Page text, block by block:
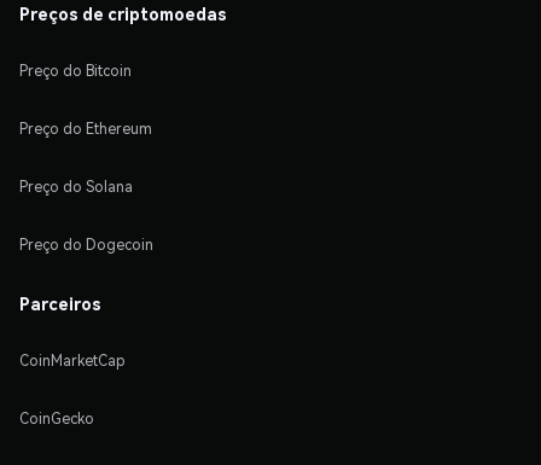
Preços de criptomoedas
Preço do Bitcoin
Preço do Ethereum
Preço do Solana
Preço do Dogecoin
Parceiros
CoinMarketCap
CoinGecko